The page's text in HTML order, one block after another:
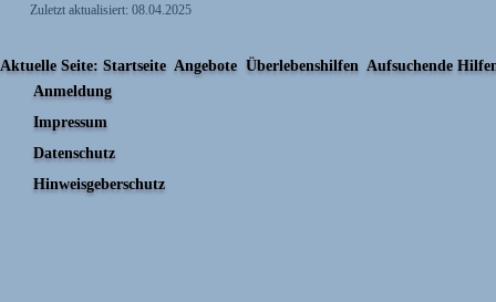
Zuletzt aktualisiert: 08.04.2025
Aktuelle Seite: Startseite Angebote Überlebenshilfen Aufsuchende
Anmeldung
Impressum
Datenschutz
Hinweisgeberschutz